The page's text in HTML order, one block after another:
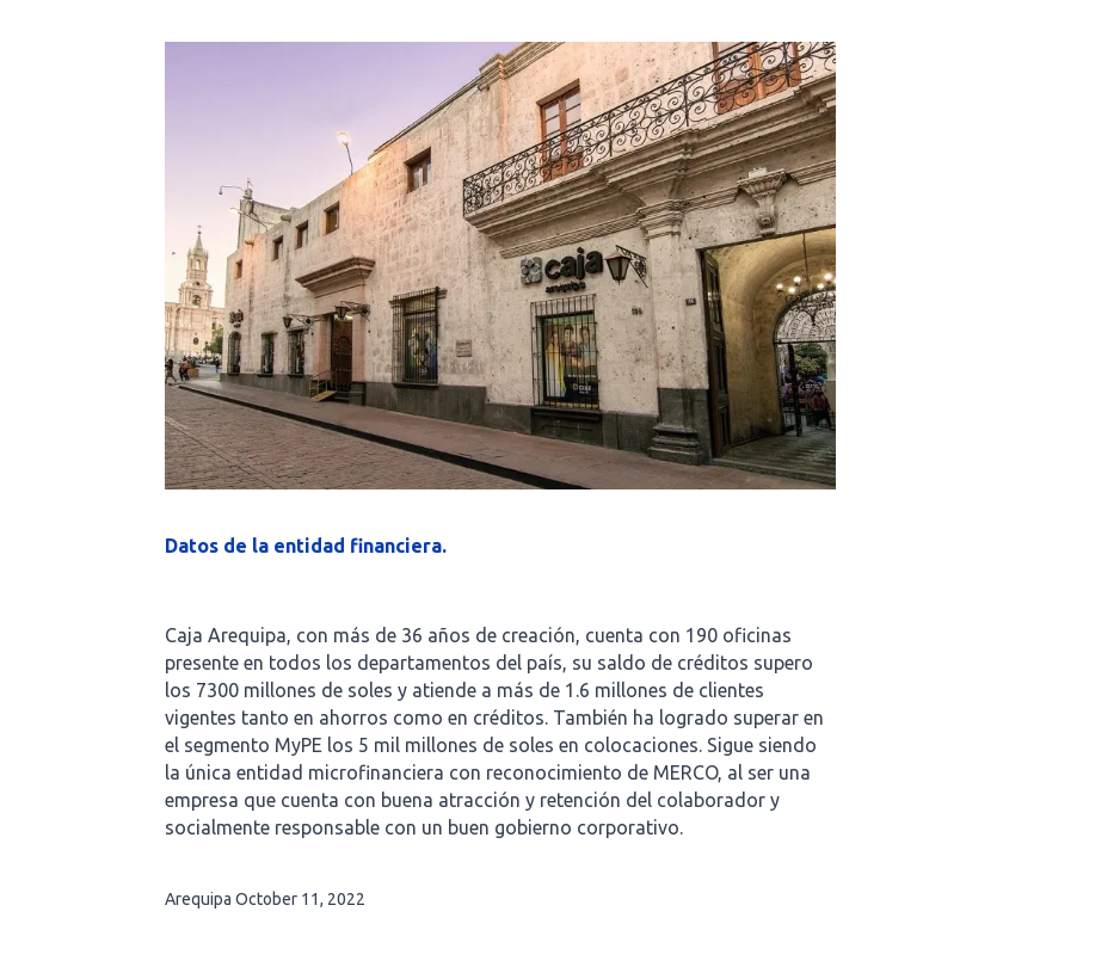
Datos de la entidad financiera.
Caja Arequipa, con más de 36 años de creación, cuenta con 190 oficinas
presente en todos los departamentos del país, su saldo de créditos supero
los 7300 millones de soles y atiende a más de 1.6 millones de clientes
vigentes tanto en ahorros como en créditos. También ha logrado superar en
el segmento MyPE los 5 mil millones de soles en colocaciones. Sigue siendo
la única entidad microfinanciera con reconocimiento de MERCO, al ser una
empresa que cuenta con buena atracción y retención del colaborador y
socialmente responsable con un buen gobierno corporativo.
Arequipa October 11, 2022